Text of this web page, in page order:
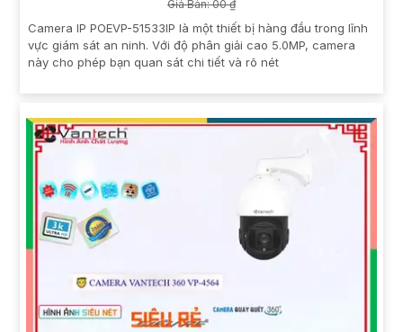
Giá Bán: 00 ₫
Camera IP POEVP-51533IP là một thiết bị hàng đầu trong lĩnh
vực giám sát an ninh. Với độ phân giải cao 5.0MP, camera
này cho phép bạn quan sát chi tiết và rõ nét